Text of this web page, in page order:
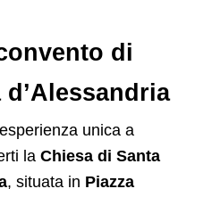
di
unica a
la Chiesa di Santa
, situata in Piazza